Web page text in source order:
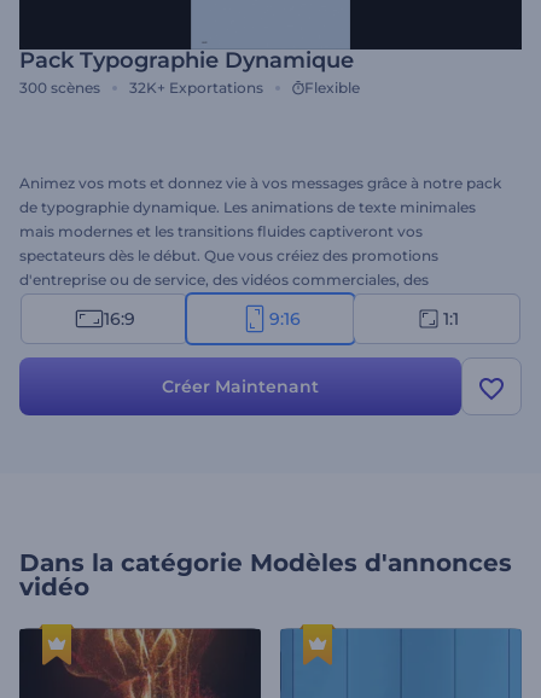
Pack Typographie Dynamique
300 scènes 32K+ Exportations Flexible
Animez vos mots et donnez vie à vos messages grâce à notre pack
de typographie dynamique. Les animations de texte minimales
mais modernes et les transitions fluides captiveront vos
spectateurs dès le début. Que vous créiez des promotions
d'entreprise ou de service, des vidéos commerciales, des
présentations branchées, des annonces dynamiques, ou quoi que
ce soit d'autre, ce modèle polyvalent est votre choix idéal.
fichiers multimédias et votre musique de fond. Créez dès
16:9 9:16 1:1
Créer Maintenant
Dans la catégorie Modèles d'annonces
vidéo